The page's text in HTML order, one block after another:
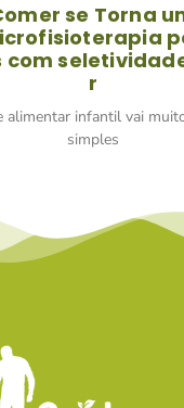
se Torna
com
r
alimentar infantil vai
simples